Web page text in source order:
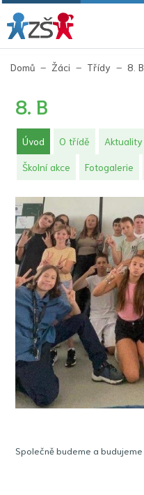
Domů Žáci Třídy 8. B
8. B
Úvod (aktuální)
O třídě Aktuality
Školní akce Fotogalerie
Společně budeme a budujeme